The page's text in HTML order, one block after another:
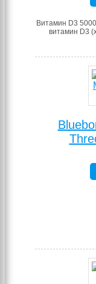
Витамин D3
витамин D3